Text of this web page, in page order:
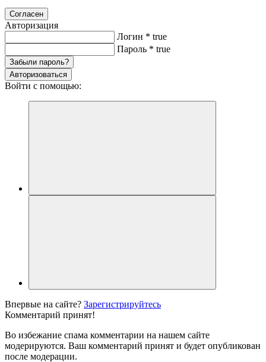
Согласен
Авторизация
Логин * true
Пароль * true
Забыли пароль?
Авторизоваться
Войти с помощью:
Впервые на сайте? Зарегистрируйтесь
Комментарий принят!
Во избежание спама комментарии на нашем сайте
модерируются. Ваш комментарий принят и будет опубликован
после модерации.